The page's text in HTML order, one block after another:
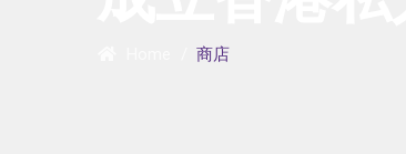
商店